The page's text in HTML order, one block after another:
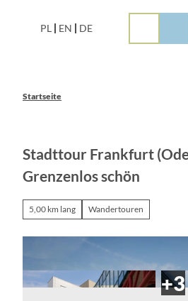
PL EN DE
Startseite
Stadttour Frankfurt
Grenzenlos schön
5,00 km lang Wandertouren